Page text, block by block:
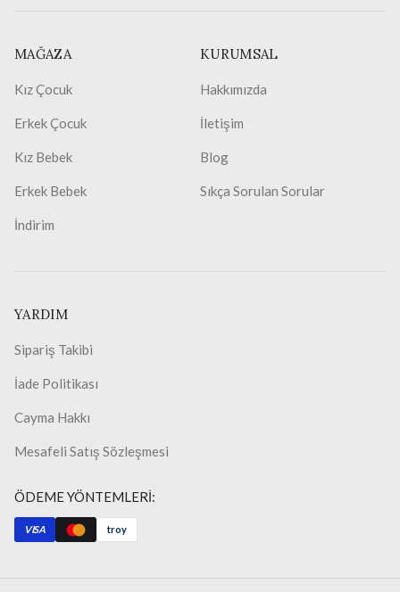
MAĞAZA
Kız Çocuk
Erkek Çocuk
Kız Bebek
Erkek Bebek
İndirim
KURUMSAL
Hakkımızda
İletişim
Blog
Sıkça Sorulan Sorular
YARDIM
Sipariş Takibi
İade Politikası
Cayma Hakkı
Mesafeli Satış Sözleşmesi
ÖDEME YÖNTEMLERİ:
VISA troy